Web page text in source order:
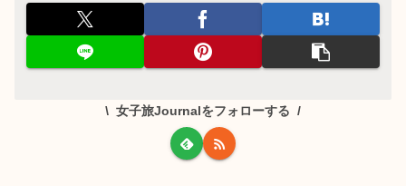
女子旅Journalをフォローする